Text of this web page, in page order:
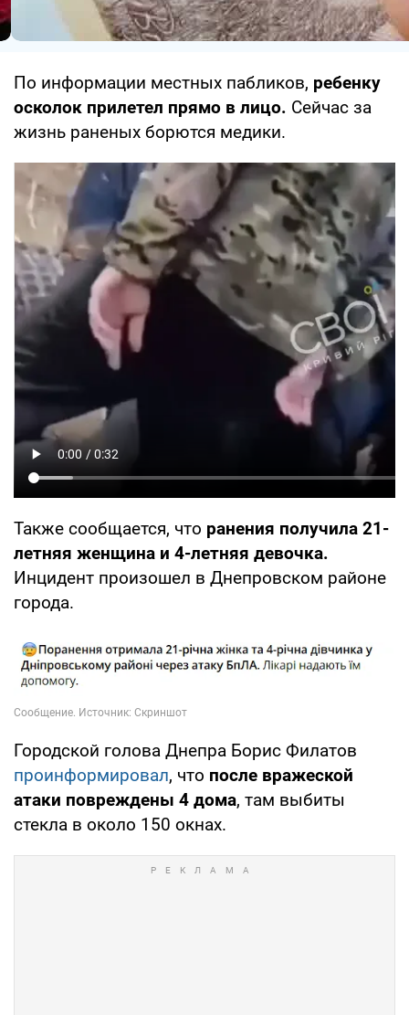
По информации местных пабликов, ребенку
осколок прилетел прямо в лицо. Сейчас за
жизнь раненых борются медики.
Также сообщается, что ранения получила 21-
летняя женщина и 4-летняя девочка.
Инцидент произошел в Днепровском районе
города.
Городской голова Днепра Борис Филатов
проинформировал, что после вражеской
атаки повреждены 4 дома, там выбиты
стекла в около 150 окнах.